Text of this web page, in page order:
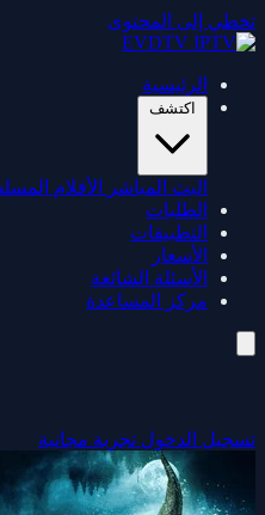
تخطي إلى المحتوى
الرئيسية
اكتشف
البث المباشر الأفلام
الطلبات
التطبيقات
الأسعار
الأسئلة الشائعة
مركز المساعدة
تسجيل الدخول تجربة مجانية